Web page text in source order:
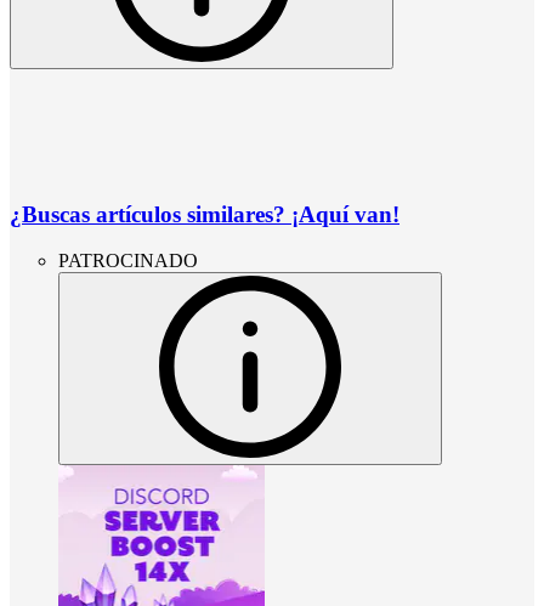
¿Buscas artículos similares? ¡Aquí van!
PATROCINADO